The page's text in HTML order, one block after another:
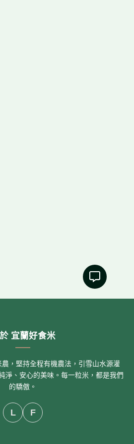
宜蘭好食米
，堅持全程有機農法，引雪山水源灌
淨、安心的美味。每一粒米，都是我們
的驕傲。
L F